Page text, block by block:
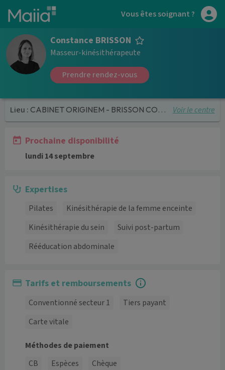
Aller au contenu principal Vous êtes soignant ?
Constance BRISSON
Masseur-kinésithérapeute
Prendre rendez-vous
Lieu : CABINET ORIGINEM - BRISSON CONSTANCE Voir le centre
Prochaine disponibilité
lundi 14 septembre
Expertises
Pilates
Kinésithérapie de la femme enceinte
Kinésithérapie du sein
Suivi post-partum
Rééducation abdominale
Tarifs et remboursements
Conventionné secteur 1
Tiers payant
Carte vitale
Méthodes de paiement
CB
Espèces
Chèque